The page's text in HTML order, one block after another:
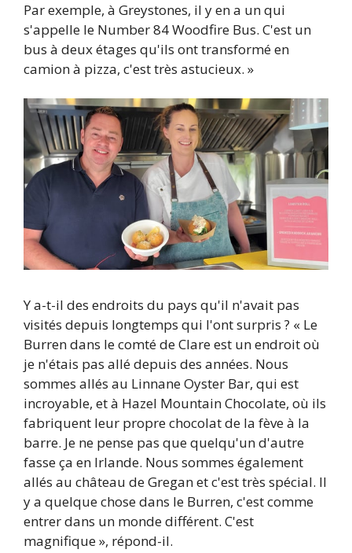
Par exemple, à Greystones, il y en a un qui
s'appelle le Number 84 Woodfire Bus. C'est un
bus à deux étages qu'ils ont transformé en
camion à pizza, c'est très astucieux. »
Y a-t-il des endroits du pays qu'il n'avait pas
visités depuis longtemps qui l'ont surpris ? « Le
Burren dans le comté de Clare est un endroit où
je n'étais pas allé depuis des années. Nous
sommes allés au Linnane Oyster Bar, qui est
incroyable, et à Hazel Mountain Chocolate, où ils
fabriquent leur propre chocolat de la fève à la
barre. Je ne pense pas que quelqu'un d'autre
fasse ça en Irlande. Nous sommes également
allés au château de Gregan et c'est très spécial. Il
y a quelque chose dans le Burren, c'est comme
entrer dans un monde différent. C'est
magnifique », répond-il.